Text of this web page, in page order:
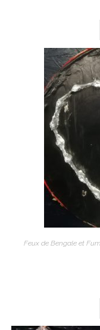
Feux de Bengale et